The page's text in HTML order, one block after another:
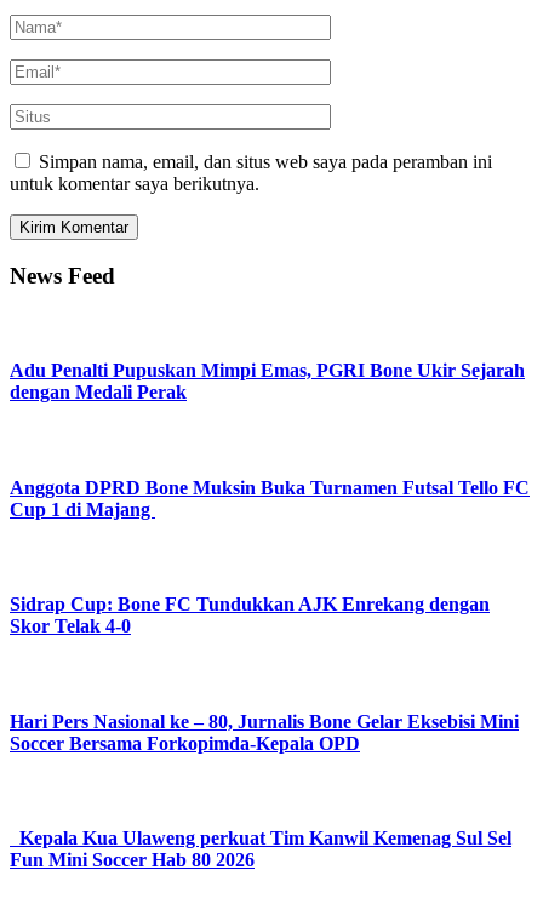
Simpan nama, email, dan situs web saya pada peramban ini
untuk komentar saya berikutnya.
News Feed
Adu Penalti Pupuskan Mimpi Emas, PGRI Bone Ukir Sejarah
dengan Medali Perak
Anggota DPRD Bone Muksin Buka Turnamen Futsal Tello FC
Cup 1 di Majang
Sidrap Cup: Bone FC Tundukkan AJK Enrekang dengan
Skor Telak 4-0
Hari Pers Nasional ke – 80, Jurnalis Bone Gelar Eksebisi Mini
Soccer Bersama Forkopimda-Kepala OPD
Kepala Kua Ulaweng perkuat Tim Kanwil Kemenag Sul Sel
Fun Mini Soccer Hab 80 2026